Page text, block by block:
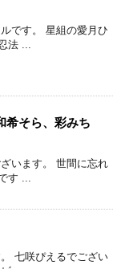
です。 星組の愛月ひ
法 ...
希そら、彩みち
います。 世間に忘れ
す ...
七咲ぴえるでござい